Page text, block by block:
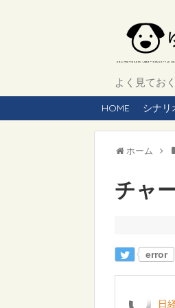
よく見てお
HOME シナリ
ホーム
チャ
error
日